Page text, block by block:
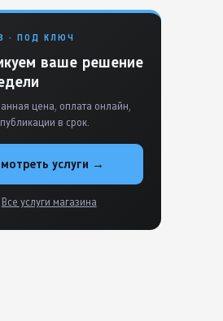
· ПОД КЛЮЧ
ваше решение
цена, оплата онлайн,
в срок.
услуги →
Все услуги магазина